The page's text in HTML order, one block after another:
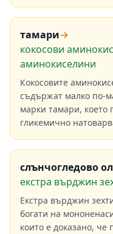
тамари→
кокосови
аминокиселини
Кокосовите
съдържат малко по-
марки тамари,
гликемично
слънчогледово
екстра върджин
Екстра върджин
богати на
които е доказано, че